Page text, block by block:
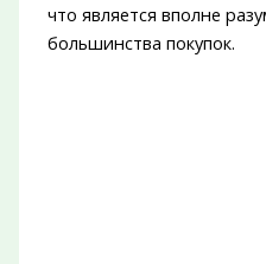
что является вполне
большинства покупок.